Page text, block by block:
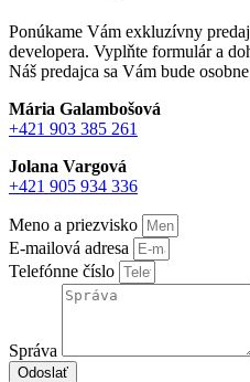
Ponúkame Vám exkluzívny
developera. Vyplňte formulár a
Náš predajca sa Vám bude
Mária Galambošová
+421 903 385 261
Jolana Vargová
+421 905 934 336
Meno a priezvisko
E-mailová adresa
Telefónne číslo
Správa
Odoslať